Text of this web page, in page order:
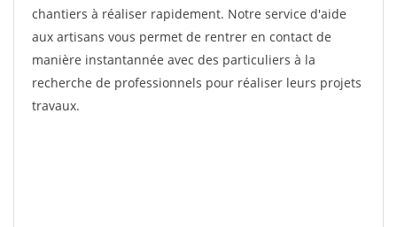
chantiers à réaliser rapidement. Notre service d'aide
aux artisans vous permet de rentrer en contact de
manière instantannée avec des particuliers à la
recherche de professionnels pour réaliser leurs projets
travaux.